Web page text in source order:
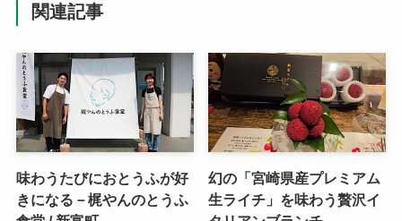
関連記事
味わうたびにおとうふが好
きになる－梶やんのとうふ
幻の「宮崎県産プレミアム
生ライチ」を味わう贅沢イ